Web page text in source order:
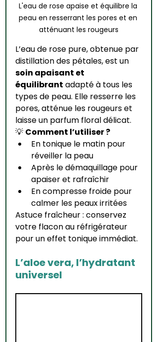
L'eau de rose apaise et équilibre la
peau en resserrant les pores et en
atténuant les rougeurs
L’eau de rose pure, obtenue par
distillation des pétales, est un
soin apaisant et
équilibrant adapté à tous les
types de peau. Elle resserre les
pores, atténue les rougeurs et
laisse un parfum floral délicat.
💡 Comment l’utiliser ?
En tonique le matin pour
réveiller la peau
Après le démaquillage pour
apaiser et rafraîchir
En compresse froide pour
calmer les peaux irritées
Astuce fraîcheur : conservez
votre flacon au réfrigérateur
pour un effet tonique immédiat.
L’aloe vera, l’hydratant
universel